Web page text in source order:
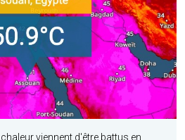
viennent d'être battus en